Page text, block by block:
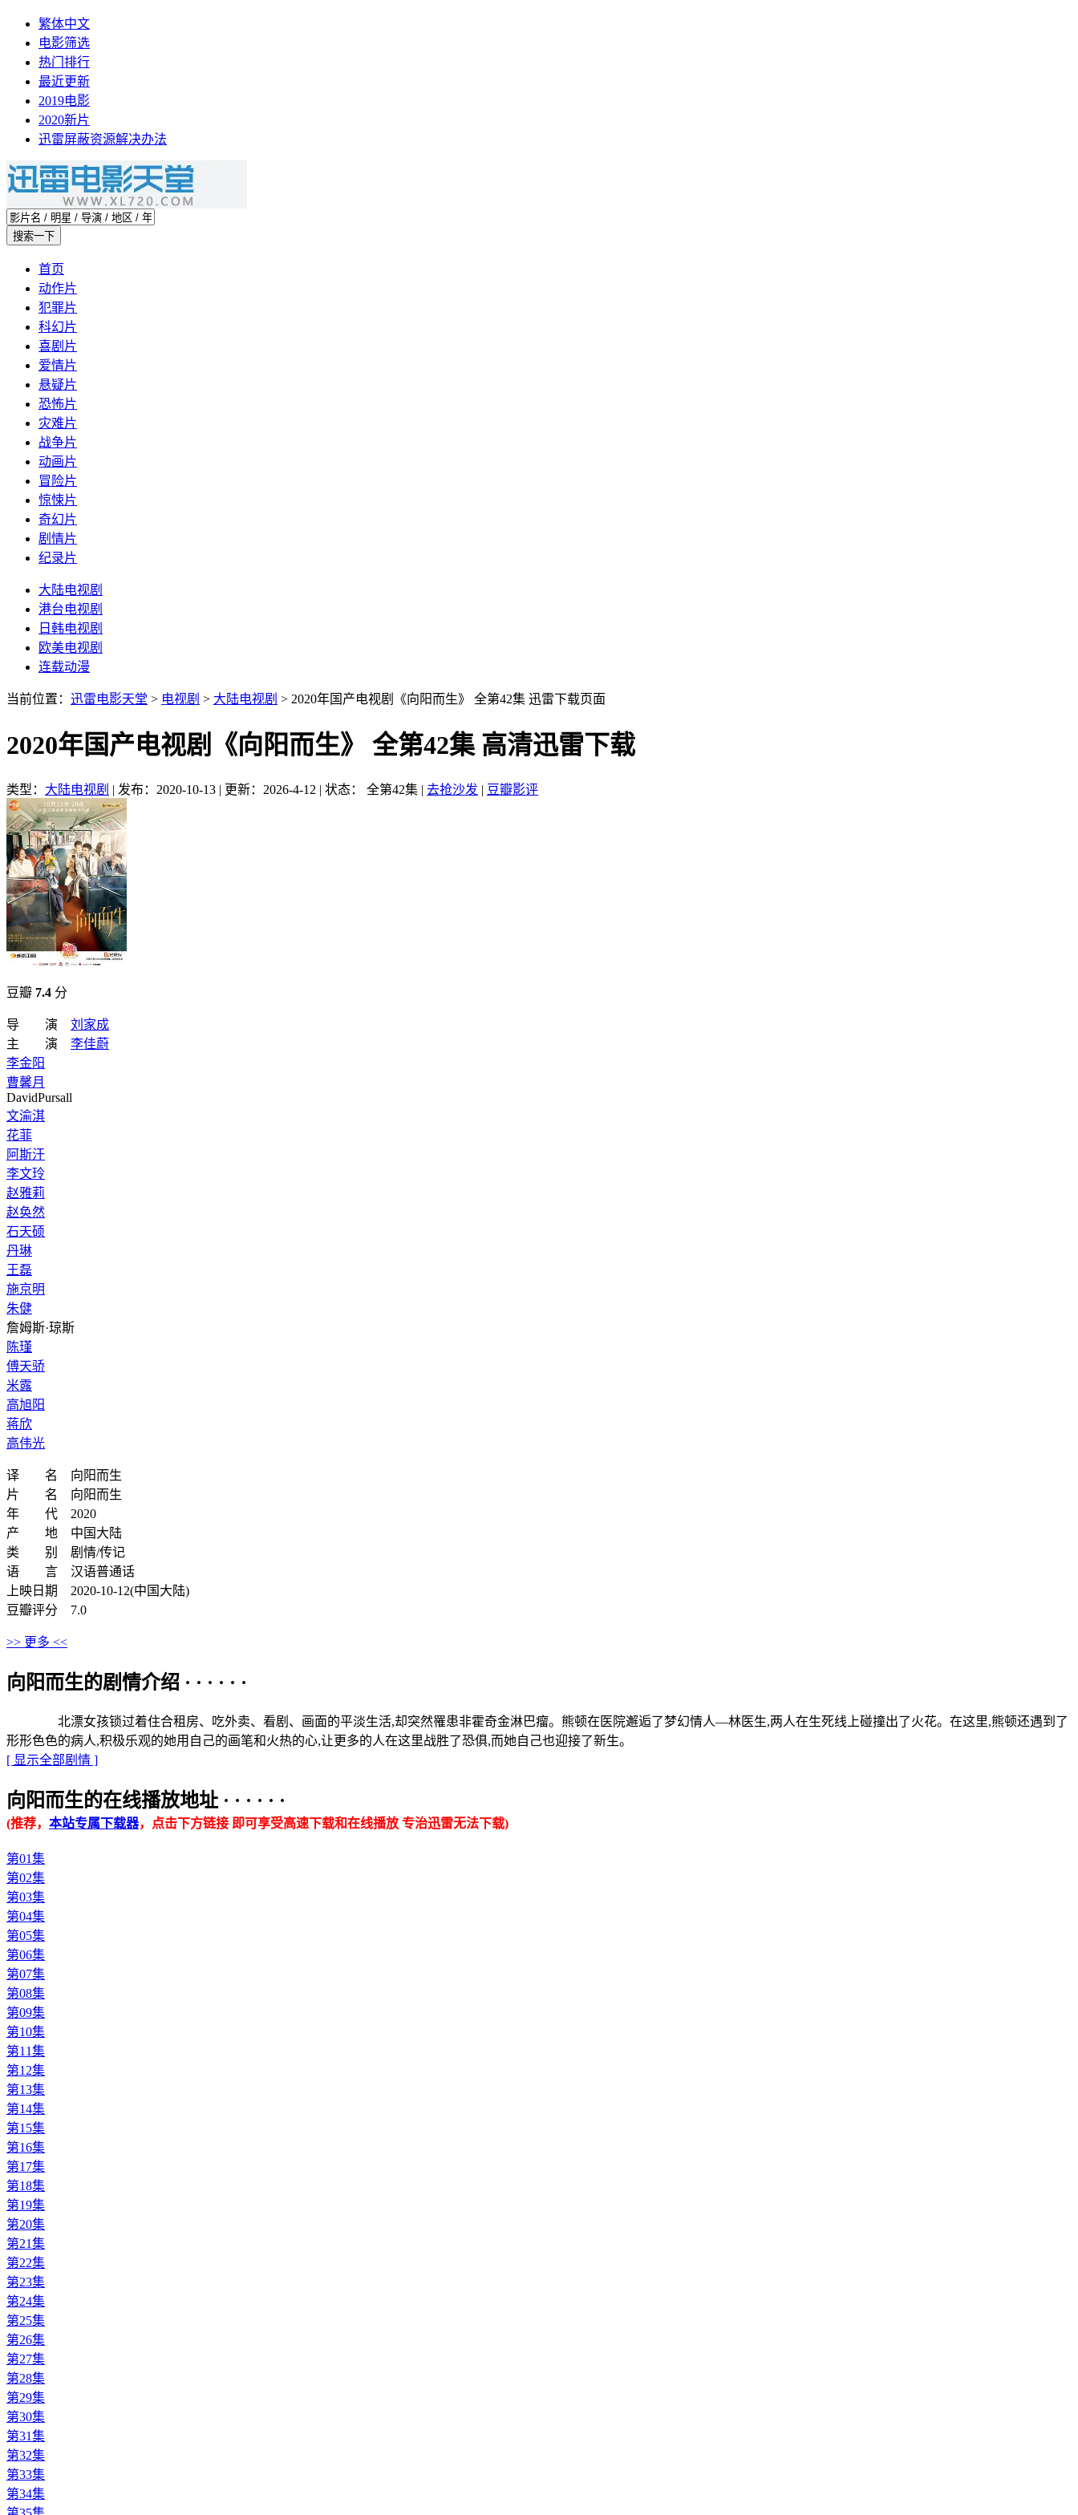
繁体中文
电影筛选
热门排行
最近更新
2019电影
2020新片
迅雷屏蔽资源解决办法
首页
动作片
犯罪片
科幻片
喜剧片
爱情片
悬疑片
恐怖片
灾难片
战争片
动画片
冒险片
惊悚片
奇幻片
剧情片
纪录片
大陆电视剧
港台电视剧
日韩电视剧
欧美电视剧
连载动漫
当前位置： 迅雷电影天堂 > 电视剧 > 大陆电视剧 > 2020年国产电视剧《向阳而生》 全第42集 迅雷下载页面
2020年国产电视剧《向阳而生》 全第42集 高清迅雷下载
类型： 大陆电视剧 | 发布：2020-10-13 | 更新：2026-4-12 | 状态： 全第42集 | 去抢沙发 | 豆瓣影评
豆瓣 7.4 分
导 演 刘家成
主 演 李佳蔚
李金阳
曹馨月
DavidPursall
文渝淇
花菲
阿斯汗
李文玲
赵雅莉
赵奂然
石天硕
丹琳
王磊
施京明
朱健
詹姆斯·琼斯
陈瑾
傅天骄
米露
高旭阳
蒋欣
高伟光
译 名 向阳而生
片 名 向阳而生
年 代 2020
产 地 中国大陆
类 别 剧情/传记
语 言 汉语普通话
上映日期 2020-10-12(中国大陆)
豆瓣评分 7.0
>> 更多 <<
向阳而生的剧情介绍 · · · · · ·
北漂女孩锁过着住合租房、吃外卖、看剧、画面的平淡生活,却突然罹患非霍奇金淋巴瘤。熊顿在医院邂逅了梦幻情人—林医生,两人在生死线上碰撞出了火花。在这里,熊顿还遇到了
形形色色的病人,积极乐观的她用自己的画笔和火热的心,让更多的人在这里战胜了恐俱,而她自己也迎接了新生。
[ 显示全部剧情 ]
向阳而生的在线播放地址 · · · · · ·
(推荐， 本站专属下载器，点击下方链接 即可享受高速下载和在线播放 专治迅雷无法下载)
第01集
第02集
第03集
第04集
第05集
第06集
第07集
第08集
第09集
第10集
第11集
第12集
第13集
第14集
第15集
第16集
第17集
第18集
第19集
第20集
第21集
第22集
第23集
第24集
第25集
第26集
第27集
第28集
第29集
第30集
第31集
第32集
第33集
第34集